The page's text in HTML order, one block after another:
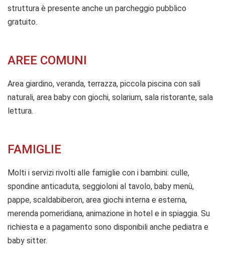
struttura è presente anche un parcheggio pubblico
gratuito.
AREE COMUNI
Area giardino, veranda, terrazza, piccola piscina con sali
naturali, area baby con giochi, solarium, sala ristorante, sala
lettura.
FAMIGLIE
Molti i servizi rivolti alle famiglie con i bambini: culle,
spondine anticaduta, seggioloni al tavolo, baby menù,
pappe, scaldabiberon, area giochi interna e esterna,
merenda pomeridiana, animazione in hotel e in spiaggia. Su
richiesta e a pagamento sono disponibili anche pediatra e
baby sitter.